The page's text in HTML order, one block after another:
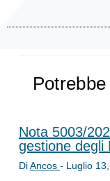
Nota 5003/
gestione degli
DiAncos - Luglio